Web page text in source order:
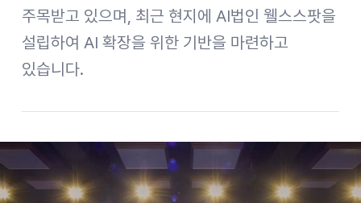
주목받고 있으며, 최근 현지에 AI법인 웰스스팟을
설립하여 AI 확장을 위한 기반을 마련하고
있습니다.